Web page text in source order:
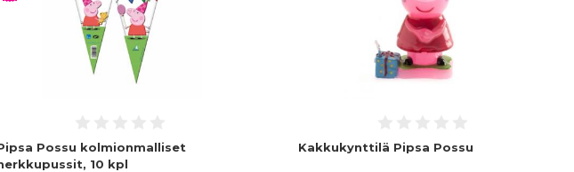
Possu kolmionmalliset
10 kpl
Kakkukynttilä Pipsa Possu